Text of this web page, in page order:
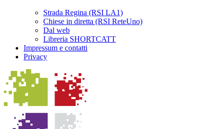
Strada Regina (RSI LA1)
Chiese in diretta (RSI ReteUno)
Dal web
Libreria SHORTCATT
Impressum e contatti
Privacy